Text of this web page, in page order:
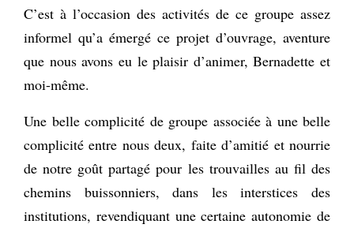
C’est à l’occasion des activités de ce groupe assez
informel qu’a émergé ce projet d’ouvrage, aventure
que nous avons eu le plaisir d’animer, Bernadette et
moi-même.
Une belle complicité de groupe associée à une belle
complicité entre nous deux, faite d’amitié et nourrie
de notre goût partagé pour les trouvailles au fil des
chemins buissonniers, dans les interstices des
institutions, revendiquant une certaine autonomie de